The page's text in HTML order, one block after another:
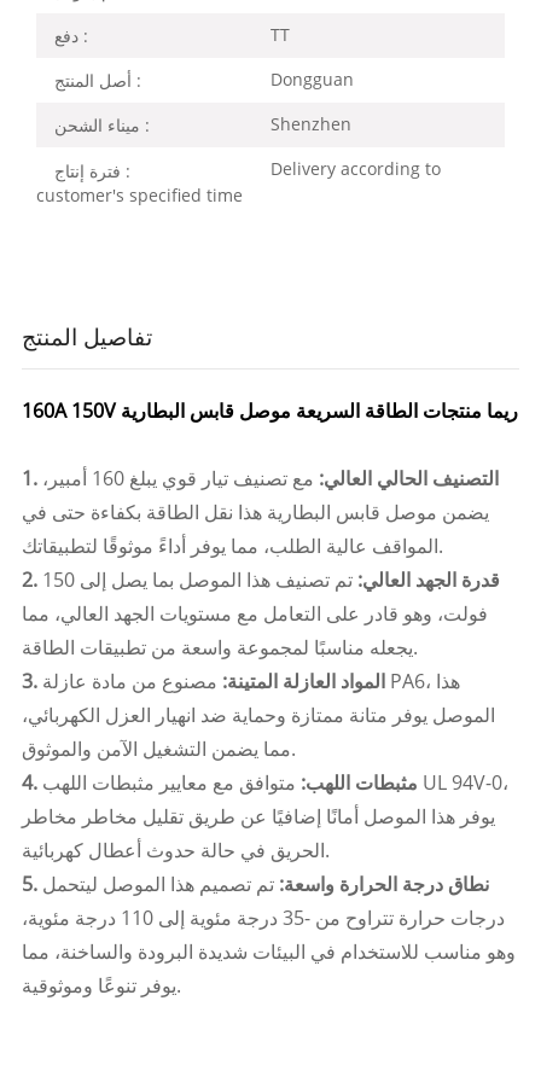
دفع : TT
أصل المنتج : Dongguan
ميناء الشحن : Shenzhen
فترة إنتاج :
Delivery according to
customer's specified time
تفاصيل المنتج
160A 150V ريما منتجات الطاقة السريعة موصل قابس البطارية
1. التصنيف الحالي العالي:
مع تصنيف تيار قوي يبلغ 160 أمبير،
يضمن موصل قابس البطارية هذا نقل الطاقة بكفاءة حتى في
المواقف عالية الطلب، مما يوفر أداءً موثوقًا لتطبيقاتك.
2. قدرة الجهد العالي:
تم تصنيف هذا الموصل بما يصل إلى 150
فولت، وهو قادر على التعامل مع مستويات الجهد العالي، مما
يجعله مناسبًا لمجموعة واسعة من تطبيقات الطاقة.
3. المواد العازلة المتينة: مصنوع من مادة عازلة PA6، هذا
الموصل يوفر متانة ممتازة وحماية ضد انهيار العزل الكهربائي،
مما يضمن التشغيل الآمن والموثوق.
4. مثبطات اللهب: متوافق مع معايير مثبطات اللهب UL 94V-0،
يوفر هذا الموصل أمانًا إضافيًا عن طريق تقليل مخاطر مخاطر
الحريق في حالة حدوث أعطال كهربائية.
5. نطاق درجة الحرارة واسعة: تم تصميم هذا الموصل ليتحمل
درجات حرارة تتراوح من -35 درجة مئوية إلى 110 درجة مئوية،
وهو مناسب للاستخدام في البيئات شديدة البرودة والساخنة، مما
يوفر تنوعًا وموثوقية.